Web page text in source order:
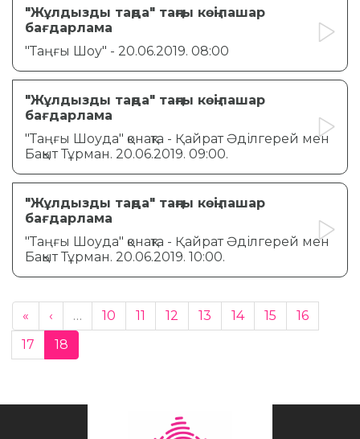
"Жұлдызды таңда" таңғы көңілашар
бағдарлама
"Таңғы Шоу" - 20.06.2019. 08:00
"Жұлдызды таңда" таңғы көңілашар
бағдарлама
"Таңғы Шоуда" қонақта - Қайрат Әділгерей мен
Бақыт Тұрман. 20.06.2019. 09:00.
"Жұлдызды таңда" таңғы көңілашар
бағдарлама
"Таңғы Шоуда" қонақта - Қайрат Әділгерей мен
Бақыт Тұрман. 20.06.2019. 10:00.
« ‹ … 10 11 12 13 14 15
16
17
18